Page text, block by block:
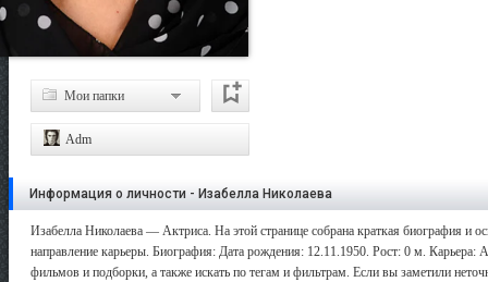
Мои папки
Adm
Информация о личности - Изабелла Николаева
Изабелла Николаева — Актриса. На этой странице собрана краткая биография и
направление карьеры. Биография: Дата рождения: 12.11.1950. Рост: 0 м. Карьера:
фильмов и подборки, а также искать по тегам и фильтрам. Если вы заметили